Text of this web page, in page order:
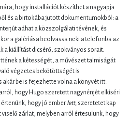
hogy installációt készíthet a nagyapja
és a birtokába jutott dokumentumokból: a
adhat a közszolgálati tévének, és
a galériása beolvassa neki a telefonba az
a kiállítást dicsérő, szokványos sorait.
a kétességét, a művészet talmiságát
végzetes bekötöttségét is
be is fejezhette volna a könyvét itt.
hogy Hugo szeretett nagynénjét elkíséri
értenünk, hogy jó emberlett, szeretetet kap
zárlat, melyben arról értesülünk, hogy